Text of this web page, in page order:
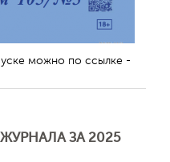
можно по ссылке -
ЗА 2025